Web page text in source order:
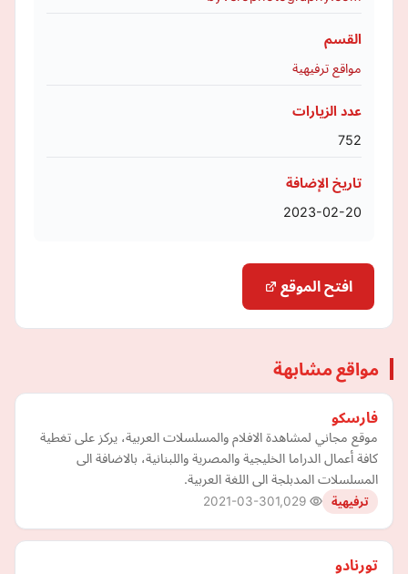
القسم
مواقع ترفيهية
عدد الزيارات
752
تاريخ الإضافة
2023-02-20
افتح الموقع
مواقع مشابهة
فارسكو
موقع مجاني لمشاهدة الافلام والمسلسلات العربية، يركز على تغطية
كافة أعمال الدراما الخليجية والمصرية واللبنانية، بالاضافة الى
المسلسلات المدبلجة الى اللغة العربية.
ترفيهية 2021-03-30
تورنادو